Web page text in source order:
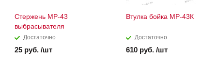
Стержень МР-43
выбрасывателя
Достаточно
25 руб. /шт
Втулка бойка МР-43К
Достаточно
610 руб. /шт